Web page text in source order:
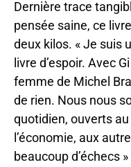
Dernière trace
pensée saine, ce
deux kilos. « Je suis
livre d’espoir. Avec
femme de Michel
de rien. Nous nous
quotidien, ouverts
l’économie, aux
beaucoup d’échecs